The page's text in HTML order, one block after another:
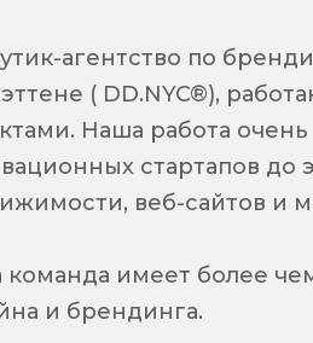
агентство по
( DD.NYC®),
Наша работа очень
стартапов до
веб-сайтов и
команда имеет более
и брендинга.